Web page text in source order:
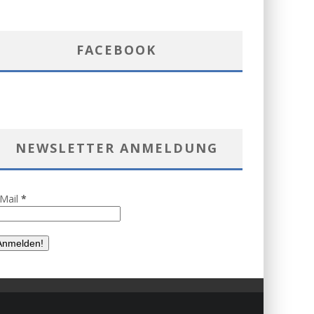
FACEBOOK
NEWSLETTER ANMELDUNG
*